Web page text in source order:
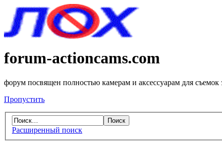
forum-actioncams.com
форум посвящен полностью камерам и аксессуарам для съемок
Пропустить
Расширенный поиск